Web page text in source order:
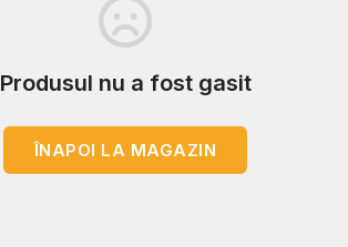
Produsul nu a fost gasit
ÎNAPOI LA MAGAZIN